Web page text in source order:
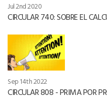
Jul 2nd 2020
CIRCULAR 740: SOBRE EL
Sep 14th 2022
CIRCULAR 808 - PRIMA POR